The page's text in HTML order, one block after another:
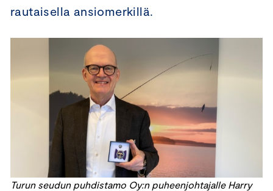
rautaisella ansiomerkillä.
Turun seudun puhdistamo Oy:n puheenjohtajalle Harry